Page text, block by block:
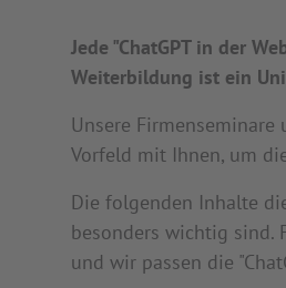
Jede "ChatGPT in der
Weiterbildung ist ein
Unsere
Vorfeld mit Ihnen, um
Die folgenden Inhalte
besonders wichtig sind.
und wir passen die